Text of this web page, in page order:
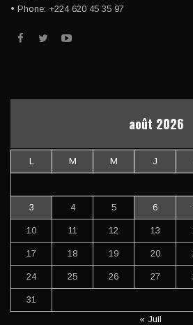
• Phone: +224 620 45 35 97
août 2026
L M M J
3 4 5 6
10 11 12 13
17 18 19 20
24 25 26 27
31
« Juil